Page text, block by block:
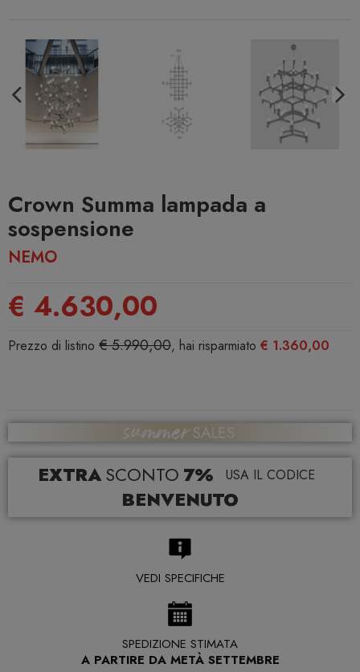
Crown Summa lampada a
sospensione
NEMO
€ 4.630,00
Prezzo di listino € 5.990,00, hai risparmiato € 1.360,00
EXTRA SCONTO 7% USA IL CODICE
BENVENUTO
VEDI SPECIFICHE
SPEDIZIONE STIMATA
A PARTIRE DA METÀ SETTEMBRE